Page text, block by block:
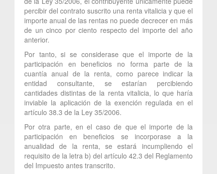
percibir del contrato suscrito una renta vitalicia y que el
importe anual de las rentas no puede decrecer en más
de un cinco por ciento respecto del importe del año
anterior.
Por tanto, si se considerase que el importe de la
participación en beneficios no forma parte de la
cuantía anual de la renta, como parece indicar la
entidad consultante, se estarían percibiendo
cantidades distintas de la renta vitalicia, lo que haría
inviable la aplicación de la exención regulada en el
artículo 38.3 de la Ley 35/2006.
Por otra parte, en el caso de que el importe de la
participación en beneficios se incorporase a la
anualidad de la renta, se estará incumpliendo el
requisito de la letra b) del artículo 42.3 del Reglamento
del Impuesto antes transcrito.